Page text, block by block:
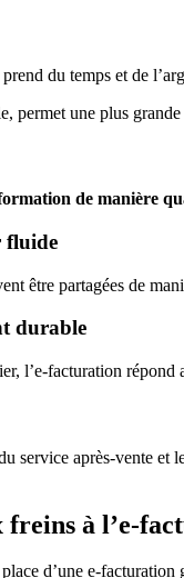
du temps et de
permet une plus
de manière
fluide
être partagées de
durable
l’e-facturation
service après-vente et
à l’e-
d’une e-facturation